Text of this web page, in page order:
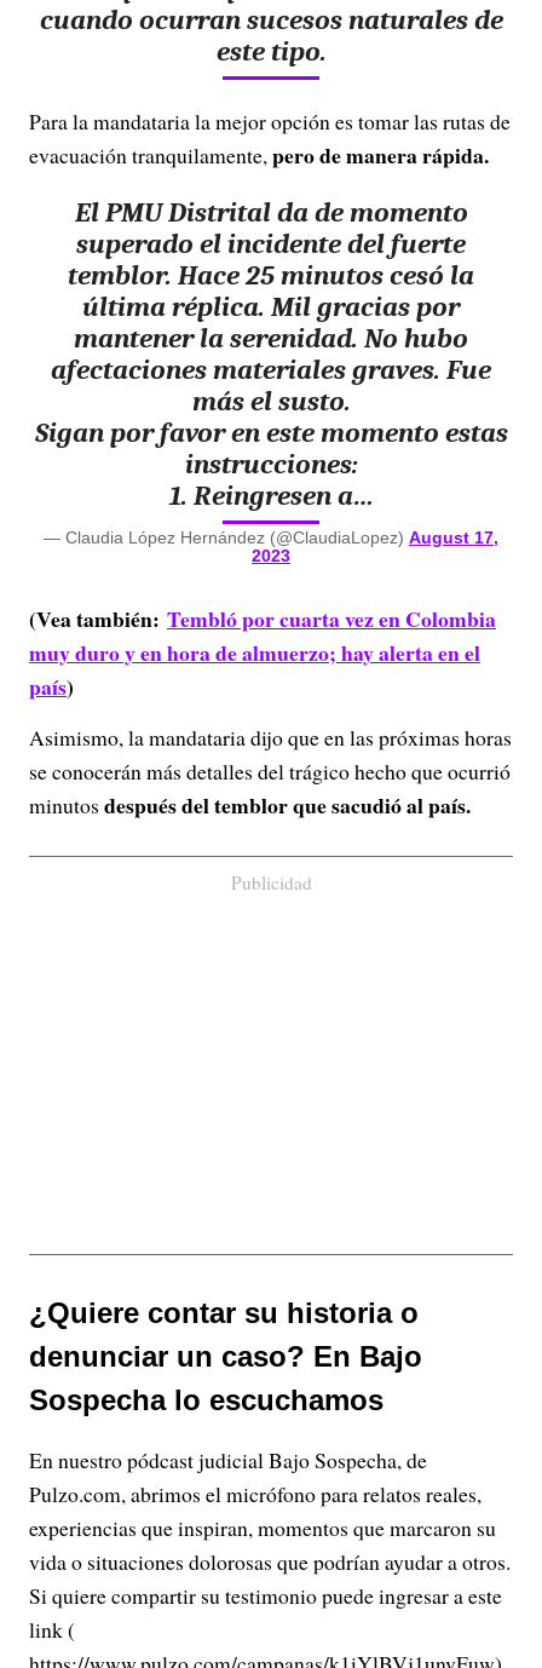
cuando ocurran sucesos naturales de
este tipo.
Para la mandataria la mejor opción es tomar las rutas de
evacuación tranquilamente,pero de manera rápida.
El PMU Distrital da de momento
superado el incidente del fuerte
temblor. Hace 25 minutos cesó la
última réplica. Mil gracias por
mantener la serenidad. No hubo
afectaciones materiales graves. Fue
más el susto.
Sigan por favor en este momento estas
instrucciones:
1. Reingresen a…
— Claudia López Hernández (@ClaudiaLopez) August 17,
2023
(Vea también: Tembló por cuarta vez en Colombia
muy duro y en hora de almuerzo; hay alerta en el
país)
Asimismo, la mandataria dijo que en las próximas horas
se conocerán más detalles del trágico hecho que ocurrió
minutos después del temblor que sacudió al país.
Publicidad
¿Quiere contar su historia o
denunciar un caso? En Bajo
Sospecha lo escuchamos
En nuestro pódcast judicial Bajo Sospecha, de
Pulzo.com, abrimos el micrófono para relatos reales,
experiencias que inspiran, momentos que marcaron su
vida o situaciones dolorosas que podrían ayudar a otros.
Si quiere compartir su testimonio puede ingresar a este
link (